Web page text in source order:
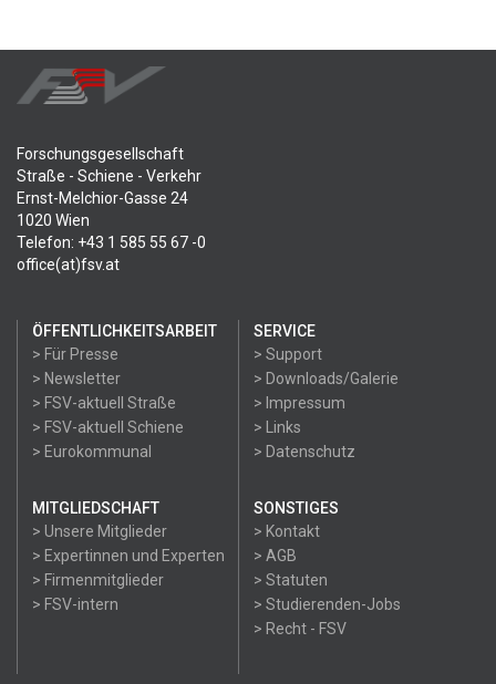
Forschungsgesellschaft
Straße - Schiene - Verkehr
Ernst-Melchior-Gasse 24
1020 Wien
Telefon: +43 1 585 55 67 -0
office(at)fsv.at
ÖFFENTLICHKEITSARBEIT
> Für Presse
> Newsletter
> FSV-aktuell Straße
> FSV-aktuell Schiene
> Eurokommunal
SERVICE
> Support
> Downloads/Galerie
> Impressum
> Links
> Datenschutz
MITGLIEDSCHAFT
> Unsere Mitglieder
> Expertinnen und Experten
> Firmenmitglieder
> FSV-intern
SONSTIGES
> Kontakt
> AGB
> Statuten
> Studierenden-Jobs
> Recht - FSV